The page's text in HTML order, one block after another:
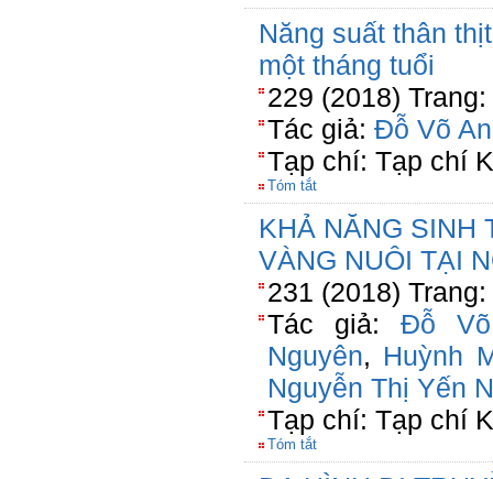
Năng suất thân
một tháng tuổi
229 (2018) Trang:
Tác giả: Đỗ Võ
Tạp chí: Tạp chí
Tóm tắt
KHẢ NĂNG SINH
VÀNG NUÔI TẠI
231 (2018) Trang:
Tác giả: Đỗ
Nguyên, Huỳnh
Nguyễn Thị Yến
Tạp chí: Tạp chí
Tóm tắt